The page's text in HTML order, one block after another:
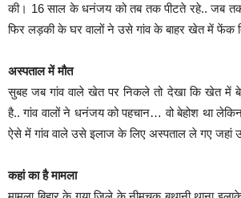
की। 16 साल के धनंजय को तब तक पीटते रहे.. जब तक
फिर लड़की के घर वालों ने उसे गांव के बाहर खेत में फेंक
अस्पताल में मौत
सुबह जब गांव वाले खेत पर निकले तो देखा कि खेत में
है.. गांव वालों ने धनंजय को पहचान… वो बेहोश था
ऐसे में गांव वाले उसे इलाज के लिए अस्पताल ले गए जहां
कहां का है मामला